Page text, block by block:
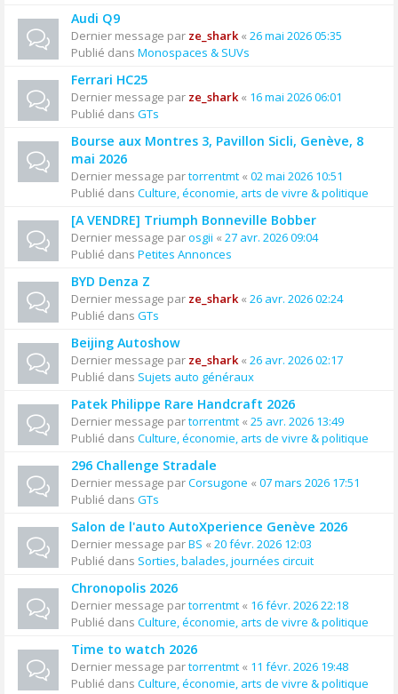
Audi Q9
Dernier message par ze_shark« 26 mai 2026 05:35
Publié dans Monospaces & SUVs
Ferrari HC25
Dernier message par ze_shark« 16 mai 2026 06:01
Publié dans GTs
Bourse aux Montres 3, Pavillon Sicli, Genève, 8
mai 2026
Dernier message partorrentmt « 02 mai 2026 10:51
Publié dans Culture, économie, arts de vivre & politique
[A VENDRE] Triumph Bonneville Bobber
Dernier message parosgii « 27 avr. 2026 09:04
Publié dans Petites Annonces
BYD Denza Z
Dernier message par ze_shark« 26 avr. 2026 02:24
Publié dans GTs
Beijing Autoshow
Dernier message par ze_shark« 26 avr. 2026 02:17
Publié dans Sujets auto généraux
Patek Philippe Rare Handcraft 2026
Dernier message partorrentmt « 25 avr. 2026 13:49
Publié dans Culture, économie, arts de vivre & politique
296 Challenge Stradale
Dernier message parCorsugone « 07 mars 2026 17:51
Publié dans GTs
Salon de l'auto AutoXperience Genève 2026
Dernier message parBS « 20 févr. 2026 12:03
Publié dans Sorties, balades, journées circuit
Chronopolis 2026
Dernier message partorrentmt « 16 févr. 2026 22:18
Publié dans Culture, économie, arts de vivre & politique
Time to watch 2026
Dernier message partorrentmt « 11 févr. 2026 19:48
Publié dans Culture, économie, arts de vivre & politique